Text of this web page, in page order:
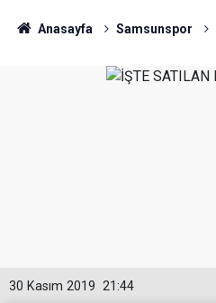
Anasayfa Samsunspor
21:44
30 Kasım 2019